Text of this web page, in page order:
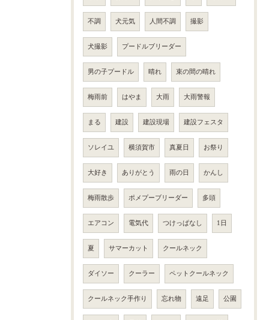
不調 犬元気 人間不調 撮影
犬撮影 プードルブリーダー
男の子プードル 晴れ 束の間の晴れ
梅雨前 はやま 大雨 大雨警報
まる 建設 建設現場 建設フェスタ
ソレイユ 横須賀市 真夏日 お祭り
大好き ありがとう 雨の日 かんし
梅雨散歩 ポメプーブリーダー 多頭
エアコン 電気代 つけっぱなし 1日
夏 サマーカット クールネック
ダイソー クーラー ペットクールネック
クールネック手作り 忘れ物 遠足 公園